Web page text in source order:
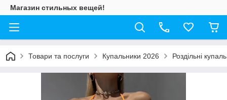
Магазин стильных вещей!
Товари та послуги Купальники 2026 Роздільні